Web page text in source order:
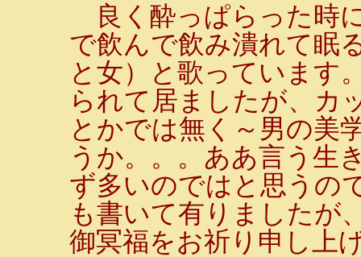
良く酔っぱらった時
で飲んで飲み潰れて眠
と女）と歌っています
られて居ましたが、カ
とかでは無く～男の美
うか。。。ああ言う生
ず多いのではと思うの
も書いて有りましたが
御冥福をお祈り申し上